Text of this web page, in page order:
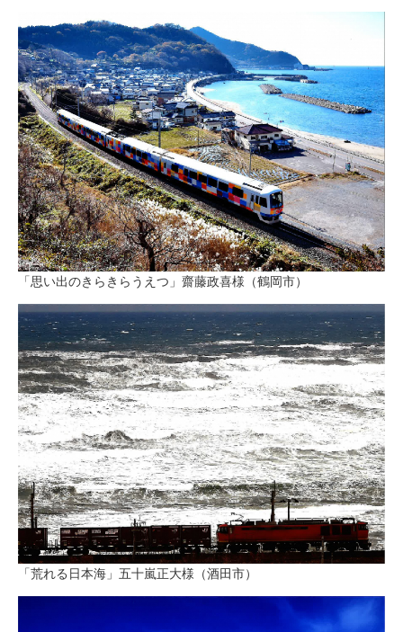
「思い出のきらきらうえつ」齋藤政喜様（鶴岡市）
「荒れる日本海」五十嵐正大様（酒田市）